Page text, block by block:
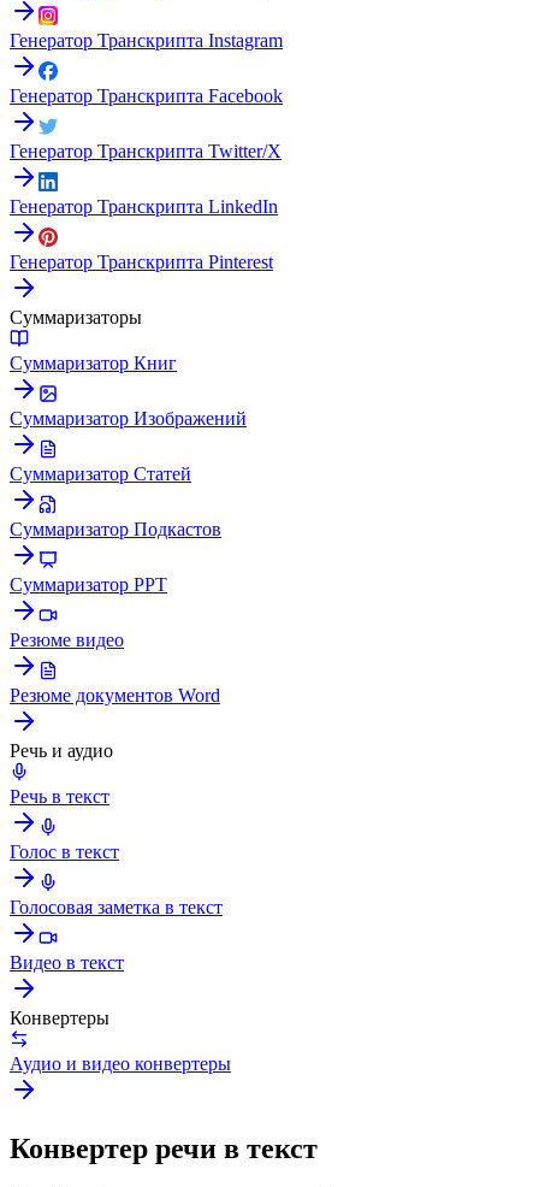
Генератор Транскрипта Instagram
Генератор Транскрипта Facebook
Генератор Транскрипта Twitter/X
Генератор Транскрипта LinkedIn
Генератор Транскрипта Pinterest
Суммаризаторы
Суммаризатор Книг
Суммаризатор Изображений
Суммаризатор Статей
Суммаризатор Подкастов
Суммаризатор PPT
Резюме видео
Резюме документов Word
Речь и аудио
Речь в текст
Голос в текст
Голосовая заметка в текст
Видео в текст
Конвертеры
Аудио и видео конвертеры
Конвертер речи в текст